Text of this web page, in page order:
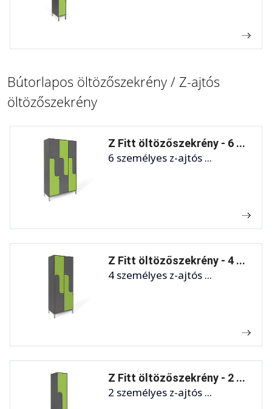
Bútorlapos öltözőszekrény / Z-ajtós
öltözőszekrény
Z Fitt öltözőszekrény - 6 ...
6 személyes z-ajtós ...
Z Fitt öltözőszekrény - 4 ...
4 személyes z-ajtós ...
Z Fitt öltözőszekrény - 2 ...
2 személyes z-ajtós ...